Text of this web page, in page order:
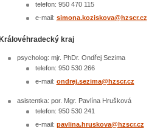
telefon: 950 470 115
e-mail: simona.koziskova@hzscr.cz
kraj
psycholog: mjr. PhDr. Ondřej Sezima
telefon: 950 530 266
e-mail: ondrej.sezima@hzscr.cz
asistentka: por. Mgr. Pavlína Hrušková
telefon: 950 530 241
e-mail: pavlina.hruskova@hzscr.cz